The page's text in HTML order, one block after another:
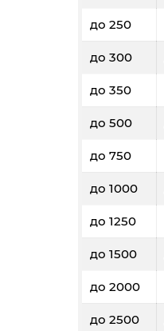
до 250
до 300
до 350
до 500
до 750
до 1000
до 1250
до 1500
до 2000
до 2500